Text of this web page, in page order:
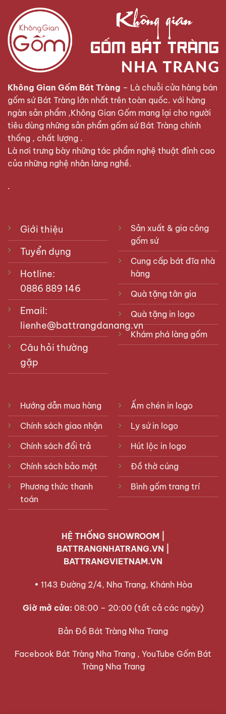
Không Gian Gốm Bát Tràng – Là chuỗi cửa hàng bán
gốm sứ Bát Tràng lớn nhất trên toàn quốc. với hàng
ngàn sản phẩm ,Không Gian Gốm mang lại cho người
tiêu dùng những sản phẩm gốm sứ Bát Tràng chính
thống , chất lượng .
Là nơi trưng bày những tác phẩm nghệ thuật đỉnh cao
của những nghệ nhân làng nghề.
.
Giới thiệu
Tuyển dụng
Hotline:
0886 889 146
Email:
lienhe@battrangdanang.vn
Câu hỏi thường
gặp
Sản xuất & gia công
gốm sứ
Cung cấp bát đĩa nhà
hàng
Quà tặng tân gia
Quà tặng in logo
Khám phá làng gốm
Hướng dẫn mua hàng
Chính sách giao nhận
Chính sách đổi trả
Chính sách bảo mật
Phương thức thanh
toán
Ấm chén in logo
Ly sứ in logo
Hút lộc in logo
Đồ thờ cúng
Bình gốm trang trí
HỆ THỐNG SHOWROOM |
BATTRANGNHATRANG.VN |
BATTRANGVIETNAM.VN
• 1143 Đường 2/4, Nha Trang, Khánh Hòa
Giờ mở cửa: 08:00 – 20:00 (tất cả các ngày)
Bản Đồ Bát Tràng Nha Trang
Facebook Bát Tràng Nha Trang , YouTube Gốm Bát
Tràng Nha Trang